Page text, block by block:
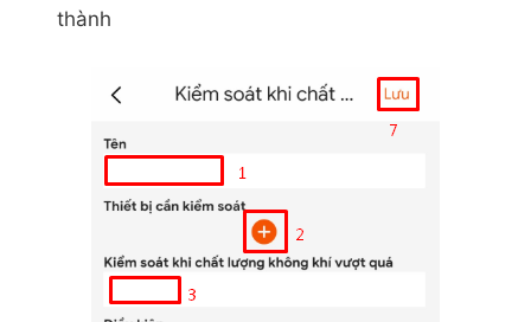
thành